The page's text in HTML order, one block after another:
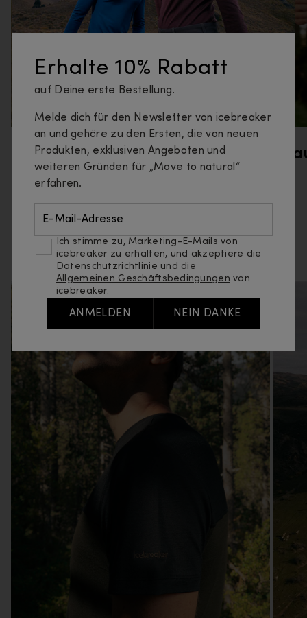
Wandern
Mehr erfahren
Erhalte 10% Rabatt
auf Deine erste Bestellung.
Melde dich für den Newsletter von icebreaker
an und gehöre zu den Ersten, die von neuen
Produkten, exklusiven Angeboten und
weiteren Gründen für „Move to natural“
erfahren.
E-Mail-Adresse
Ich stimme zu, Marketing-E-Mails von
icebreaker zu erhalten, und akzeptiere die
Datenschutzrichtlinie und die
Allgemeinen Geschäftsbedingungen von
icebreaker.
ANMELDEN NEIN DANKE